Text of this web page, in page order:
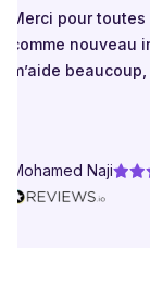
Merci pour toutes
comme nouveau
m’aide
Mohamed Naji